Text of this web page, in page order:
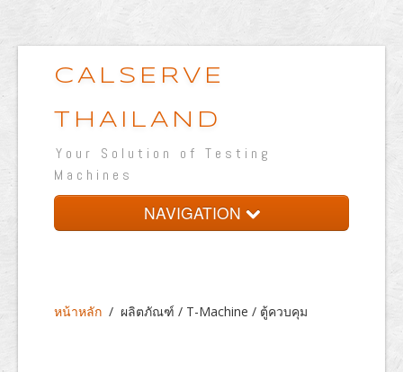
CALSERVE
THAILAND
Your Solution of Testing
Machines
NAVIGATION
ผลิตภัณฑ์
หน้าหลัก / ผลิตภัณฑ์ / T-Machine / ตู้ควบคุม